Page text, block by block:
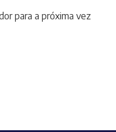
para a próxima vez